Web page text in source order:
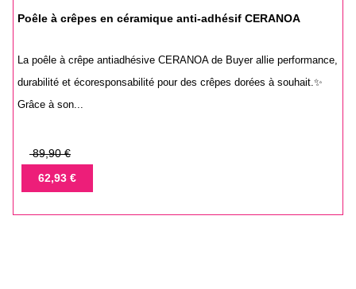
Poêle à crêpes en céramique anti-adhésif CERANOA
La poêle à crêpe antiadhésive CERANOA de Buyer allie performance,
durabilité et écoresponsabilité pour des crêpes dorées à souhait.✨
Grâce à son...
Prix
base
89,90 €
Prix62,93 €